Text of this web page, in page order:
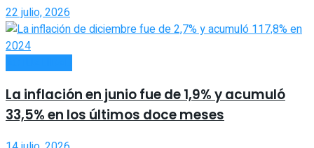
22 julio, 2026
La inflación en junio fue de 1,9% y acumuló
33,5% en los últimos doce meses